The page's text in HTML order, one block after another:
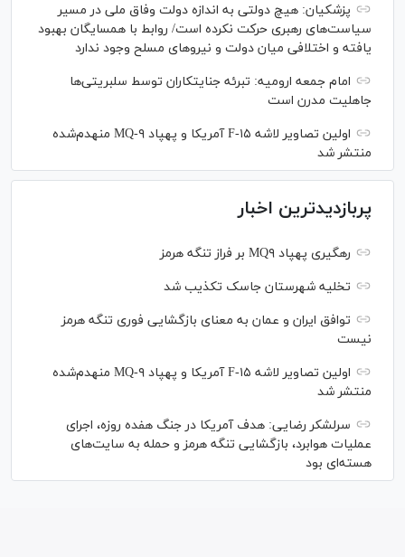
پزشکیان: هیچ دولتی به اندازه دولت وفاق ملی در مسیر
سیاست‌های رهبری حرکت نکرده است/ روابط با همسایگان بهبود
یافته و اختلافی میان دولت و نیروهای مسلح وجود ندارد
امام جمعه ارومیه: تبرئه جنایتکاران توسط سلبریتی‌ها
جاهلیت مدرن است
اولین تصاویر لاشه F-۱۵ آمریکا و پهپاد MQ-۹ منهدم‌شده
منتشر شد
پربازدیدترین اخبار
رهگیری پهپاد MQ۹ بر فراز تنگه هرمز
تخلیه شهرستان جاسک تکذیب شد
توافق ایران و عمان به معنای بازگشایی فوری تنگه هرمز
نیست
اولین تصاویر لاشه F-۱۵ آمریکا و پهپاد MQ-۹ منهدم‌شده
منتشر شد
سرلشکر رضایی: هدف آمریکا در جنگ هفده روزه، اجرای
عملیات هوابرد، بازگشایی تنگه هرمز و حمله به سایت‌های
هسته‌ای بود